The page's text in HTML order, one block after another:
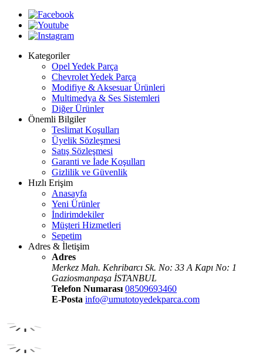
Kategoriler
Opel Yedek Parça
Chevrolet Yedek Parça
Modifiye & Aksesuar Ürünleri
Multimedya & Ses Sistemleri
Diğer Ürünler
Önemli Bilgiler
Teslimat Koşulları
Üyelik Sözleşmesi
Satış Sözleşmesi
Garanti ve İade Koşulları
Gizlilik ve Güvenlik
Hızlı Erişim
Anasayfa
Yeni Ürünler
İndirimdekiler
Müşteri Hizmetleri
Sepetim
Adres & İletişim
Adres
Merkez Mah. Kehribarcı Sk. No: 33 A Kapı No: 1
Gaziosmanpaşa İSTANBUL
Telefon Numarası 08509693460
E-Posta info@umutotoyedekparca.com